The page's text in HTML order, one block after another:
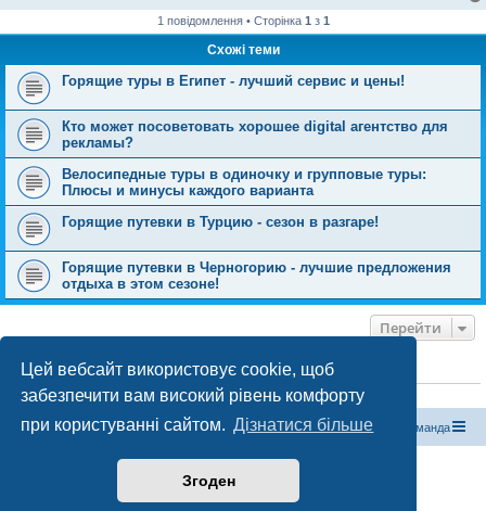
Цей вебсайт використовує cookie, щоб
забезпечити вам високий рівень комфорту
при користуванні сайтом. Дізнатися більше
Згоден
1 повідомлення • Сторінка 1 з 1
Схожі теми
Горящие туры в Египет - лучший сервис и цены!
Кто может посоветовать хорошее digital агентство для
рекламы?
Велосипедные туры в одиночку и групповые туры:
Плюсы и минусы каждого варианта
Горящие путевки в Турцию - сезон в разгаре!
Горящие путевки в Черногорию - лучшие предложения
отдыха в этом сезоне!
Перейти
ХТО ЗАРАЗ ОНЛАЙН
Зараз переглядають цей форум:ClaudeBot [бот ШІ]і 1 гість
Магазин спорядження Туристичний форум «Рюкзак» Команда
Працює на phpBB® Forum Software © phpBB Limited
Конфіденційність